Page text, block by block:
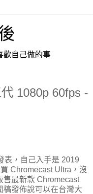
歡自己做的事
1080p 60fps -
表，自己入手是 2019
Chromecast Ultra，沒
售最新款 Chromecast
稿發佈說可以在台灣大